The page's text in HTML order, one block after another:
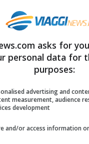
stato di
secondo le
americano US
località più vicina
a 662km di
è
scattare l’allarme
asks for
personal data for
purposes:
advertising and
measurement, audience
development
and/or access information